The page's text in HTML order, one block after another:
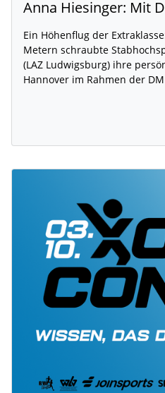
Ein Höhenflug der
Metern schraubte
(LAZ Ludwigsburg) ihre
Hannover im Rahmen der